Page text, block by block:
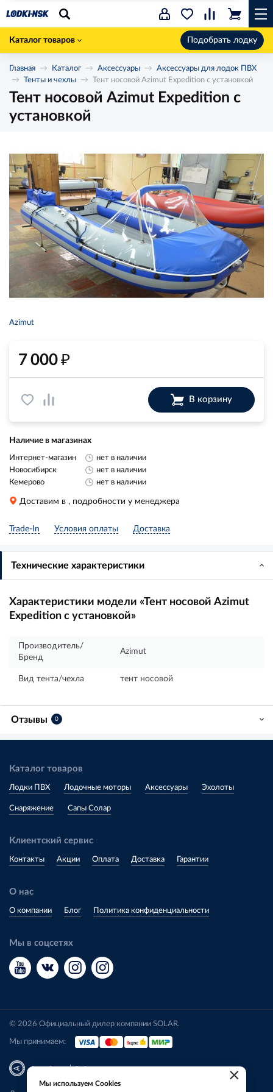
Каталог товаров Подобрать лодку
Главная Каталог Аксессуары
Аксессуары для лодок ПВХ
Тенты и чехлы
Тент носовой Azimut Expedition c установкой
Тент носовой Azimut Expedition c
установкой
Azimut
7 000₽
В корзину
Наличие в магазинах
Интернет-магазин
нет в наличии
Новосибирск
нет в наличии
Кемерово
нет в наличии
Доставим в , подробности у менеджера
Trade-In Условия оплаты Доставка
Технические характеристики
Характеристики модели «Тент носовой Azimut
Expedition c установкой»
Производитель/
Бренд
Azimut
Вид тента/чехла тент носовой
Отзывы 0
Каталог товаров
Лодки ПВХ Лодочные моторы Аксессуары Эхолоты
Снаряжение Сапы Солар
Клиентский сервис
Контакты Акции Оплата Доставка Гарантии
О нас
О компании Блог Политика конфиденциальности
Мы в соцсетях
© 2026 Официальный дилер компании SOLAR.
Мы принимаем:
Разработка|Веб-аналитика ×
Мы используем Cookies